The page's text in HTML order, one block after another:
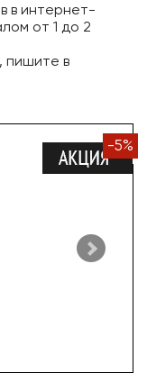
в интернет-
от 1 до 2
пишите в
-5%